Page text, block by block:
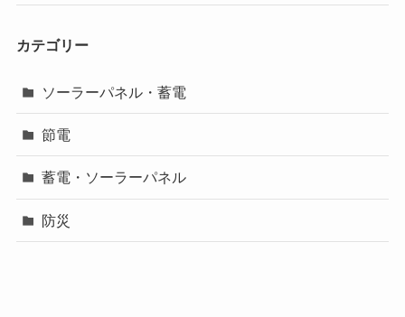
カテゴリー
ソーラーパネル・蓄電
節電
蓄電・ソーラーパネル
防災